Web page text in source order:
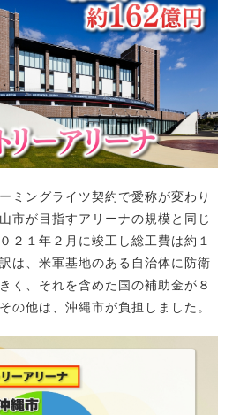
ミングライツ契約で愛称が変わり
市が目指すアリーナの規模と同じ
２１年２月に竣工し総工費は約１
は、米軍基地のある自治体に防衛
く、それを含めた国の補助金が８
の他は、沖縄市が負担しました。